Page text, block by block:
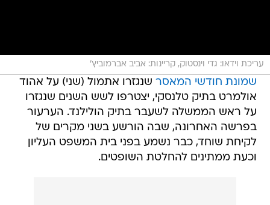
עריכת וידאו: גדי וינסטוק, קריינות: אביב אברמוביץ'
שמונת חודשי המאסר שנגזרו אתמול (שני) על אהוד
אולמרט בתיק טלנסקי, יצטרפו לשש השנים שנגזרו
על ראש הממשלה לשעבר בתיק הולילנד. הערעור
בפרשה האחרונה, שבה הורשע בשני מקרים של
לקיחת שוחד, כבר נשמע בפני בית המשפט העליון
וכעת ממתינים להחלטת השופטים.